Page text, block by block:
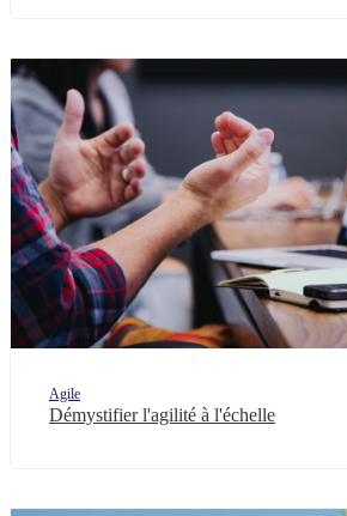
Agile
Démystifier l'agilité à l'échelle